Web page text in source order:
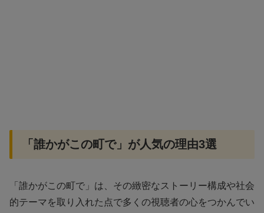
「誰かがこの町で」が人気の理由3選
「誰かがこの町で」は、その緻密なストーリー構成や社会
的テーマを取り入れた点で多くの視聴者の心をつかんでい